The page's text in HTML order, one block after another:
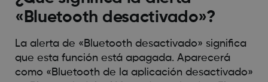
«Bluetooth desactivado»?
La alerta de «Bluetooth desactivado» significa
que esta función está apagada. Aparecerá
como «Bluetooth de la aplicación desactivado»